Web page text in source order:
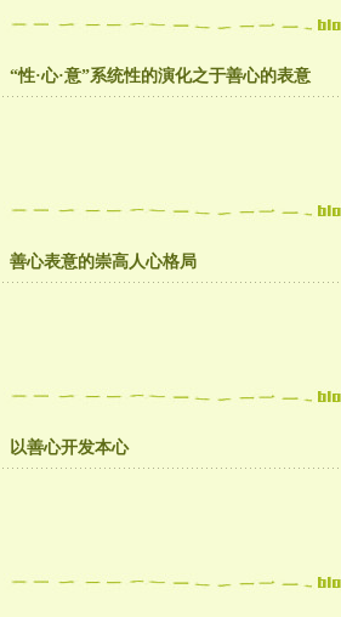
“性·心·意”系统性的演化之于善心的表意
善心表意的崇高人心格局
以善心开发本心